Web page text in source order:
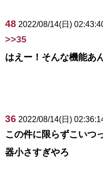
48 2022/08/14(日)
>>35
はえー！そんな機能あ
36 2022/08/14(日)
この件に限らずこいつ
器小さすぎやろ